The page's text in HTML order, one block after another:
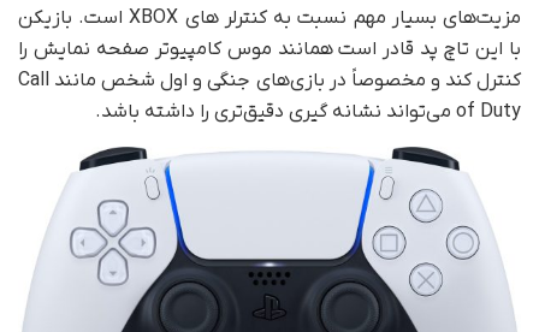
مزیت‌های بسیار مهم نسبت به کنترلر های XBOX است. بازیکن
با این تاچ پد قادر است همانند موس کامپیوتر صفحه نمایش را
کنترل کند و مخصوصاً در بازی‌های جنگی و اول شخص مانند Call
of Duty می‌تواند نشانه گیری دقیق‌تری را داشته باشد.